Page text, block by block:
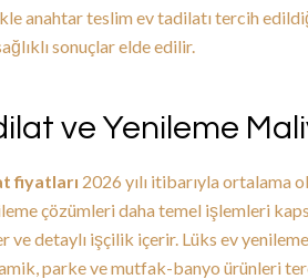
anahtar teslim ev tadilatı tercih
sonuçlar elde edilir.
ve Yenileme
fiyatları 2026 yılı itibarıyla ortalama
çözümleri daha temel işlemleri
ve detaylı işçilik içerir. Lüks ev
parke ve mutfak-banyo ürünleri